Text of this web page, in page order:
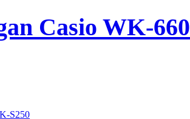
Casio WK-